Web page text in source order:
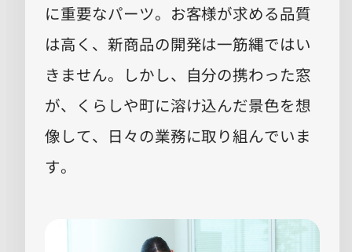
に重要なパーツ。お客様が求める品質
は高く、新商品の開発は一筋縄ではい
きません。しかし、自分の携わった窓
が、くらしや町に溶け込んだ景色を想
像して、日々の業務に取り組んでいま
す。